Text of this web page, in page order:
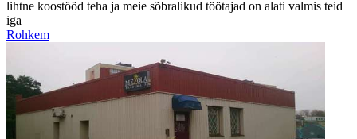
lihtne koostööd teha ja meie sõbralikud töötajad on alati valmis teid
iga
Rohkem